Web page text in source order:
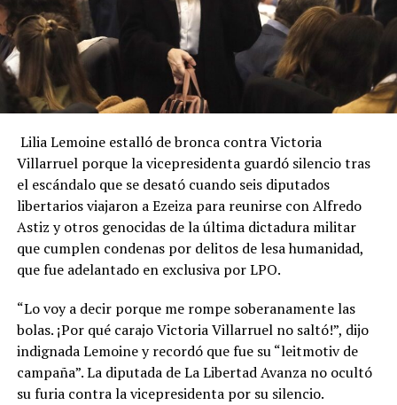
Lilia Lemoine estalló de bronca contra Victoria
Villarruel porque la vicepresidenta guardó silencio tras
el escándalo que se desató cuando seis diputados
libertarios viajaron a Ezeiza para reunirse con Alfredo
Astiz y otros genocidas de la última dictadura militar
que cumplen condenas por delitos de lesa humanidad,
que fue adelantado en exclusiva por LPO.
“Lo voy a decir porque me rompe soberanamente las
bolas. ¡Por qué carajo Victoria Villarruel no saltó!”, dijo
indignada Lemoine y recordó que fue su “leitmotiv de
campaña”. La diputada de La Libertad Avanza no ocultó
su furia contra la vicepresidenta por su silencio.